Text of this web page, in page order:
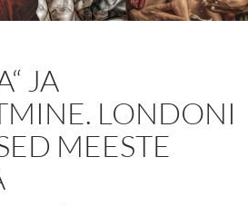
JA
LONDONI
MEESTE